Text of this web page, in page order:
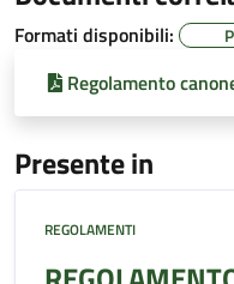
Formati disponibili:
Regolamento
Presente in
REGOLAMENTI